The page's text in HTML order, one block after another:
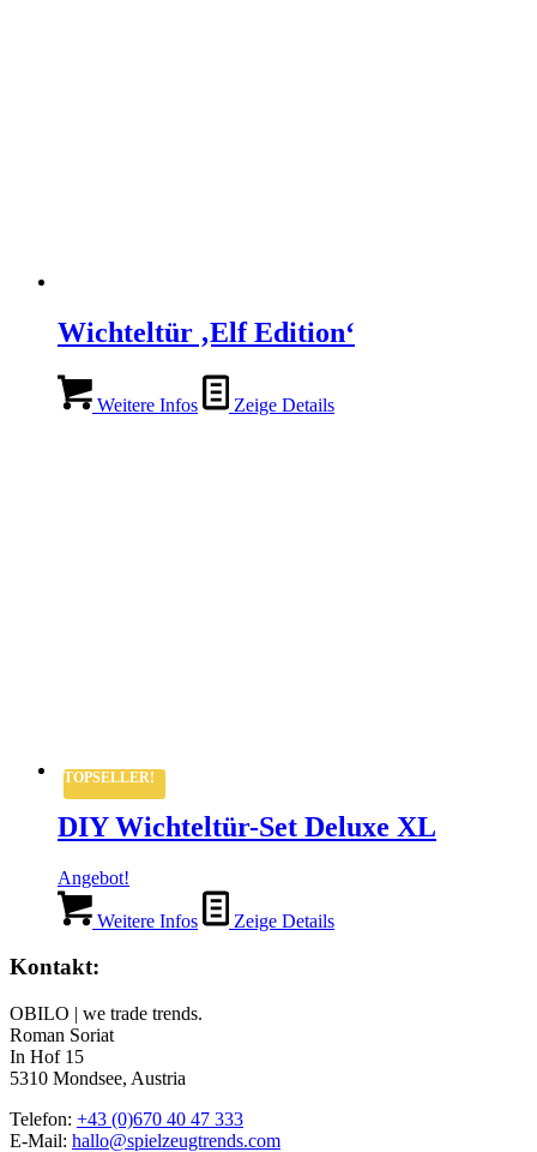
Wichteltür ‚Elf Edition‘
Weitere Infos Zeige Details
TOPSELLER!
DIY Wichteltür-Set Deluxe XL
Angebot!
Weitere Infos Zeige Details
Kontakt:
OBILO | we trade trends.
Roman Soriat
In Hof 15
5310 Mondsee, Austria
Telefon: +43 (0)670 40 47 333
E-Mail: hallo@spielzeugtrends.com